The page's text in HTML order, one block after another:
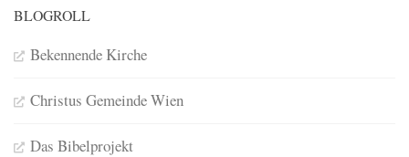
BLOGROLL
Bekennende Kirche
Christus Gemeinde Wien
Das Bibelprojekt